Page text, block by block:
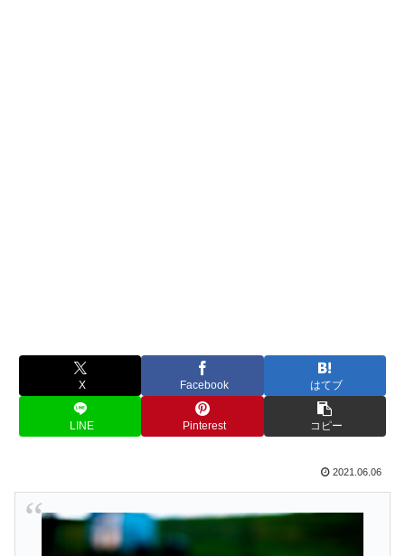
X Facebook はてブ
LINE Pinterest コピー
2021.06.06